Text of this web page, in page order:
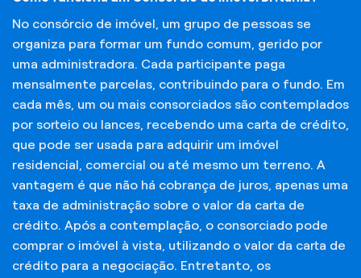
No consórcio de imóvel, um grupo de pessoas se
organiza para formar um fundo comum, gerido por
uma administradora. Cada participante paga
mensalmente parcelas, contribuindo para o fundo. Em
cada mês, um ou mais consorciados são contemplados
por sorteio ou lances, recebendo uma carta de crédito,
que pode ser usada para adquirir um imóvel
residencial, comercial ou até mesmo um terreno. A
vantagem é que não há cobrança de juros, apenas uma
taxa de administração sobre o valor da carta de
crédito. Após a contemplação, o consorciado pode
comprar o imóvel à vista, utilizando o valor da carta de
crédito para a negociação. Entretanto, os